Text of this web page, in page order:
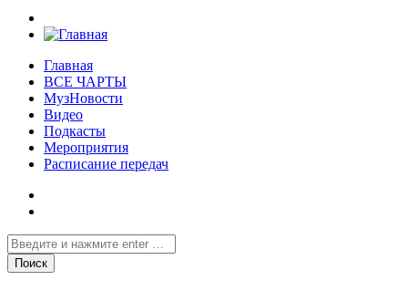
Главная
ВСЕ ЧАРТЫ
МузНовости
Видео
Подкасты
Мероприятия
Расписание передач